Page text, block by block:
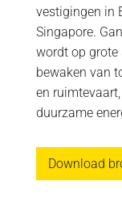
vestigingen in
Singapore.
wordt op grote
bewaken van
en
duurzame
Download